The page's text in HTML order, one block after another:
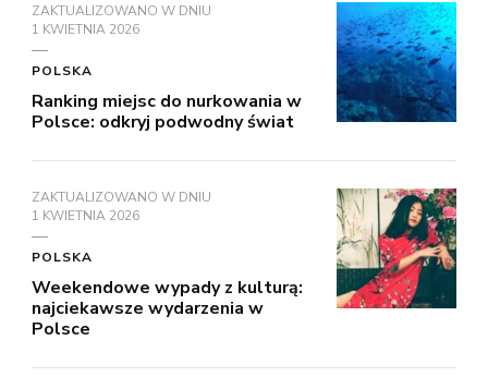
ZAKTUALIZOWANO W DNIU
1 KWIETNIA 2026
POLSKA
Ranking miejsc do nurkowania w
Polsce: odkryj podwodny świat
ZAKTUALIZOWANO W DNIU
1 KWIETNIA 2026
POLSKA
Weekendowe wypady z kulturą:
najciekawsze wydarzenia w
Polsce